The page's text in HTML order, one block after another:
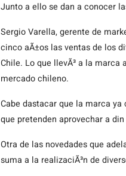
Junto a ello se dan a conocer
Sergio Varella, gerente de
cinco aÃ±os las ventas de los
Chile. Lo que llevÃ³ a la
mercado chileno.
Cabe dastacar que la marca ya
que pretenden aprovechar a
Otra de las novedades que
suma a la realizaciÃ³n de